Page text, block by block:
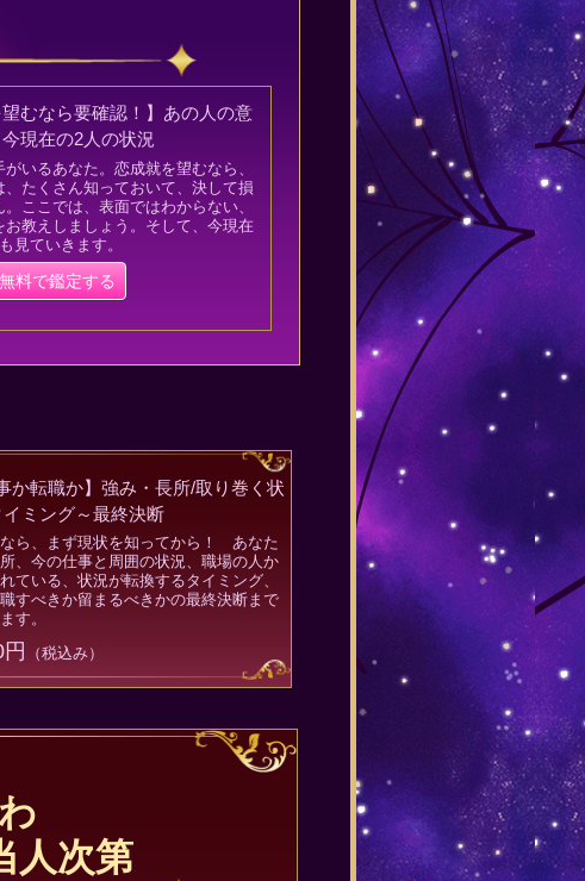
望むなら要確認！】あの人の意
現在の2人の状況
いるあなた。恋成就を望むなら、
、たくさん知っておいて、決して損
。ここでは、表面ではわからない、
お教えしましょう。そして、今現在
見ていきます。
料で鑑定する
か転職か】強み・長所/取り巻く状
ミング～最終決断
ら、まず現状を知ってから！ あなた
、今の仕事と周囲の状況、職場の人か
ている、状況が転換するタイミング、
すべきか留まるべきかの最終決断まで
す。
（税込み）
人次第